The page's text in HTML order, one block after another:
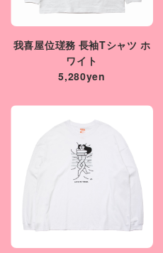
我喜屋位瑳務 長袖Tシャツ ホ
ワイト
5,280yen